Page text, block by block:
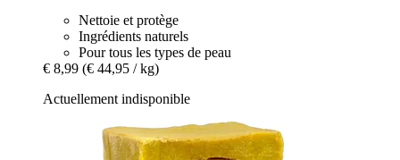
Nettoie et protège
Ingrédients naturels
Pour tous les types de peau
€ 8,99 (€ 44,95 / kg)
Actuellement indisponible